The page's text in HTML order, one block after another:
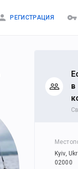
РЕГИСТРАЦИЯ
в
Kyiv,
02000